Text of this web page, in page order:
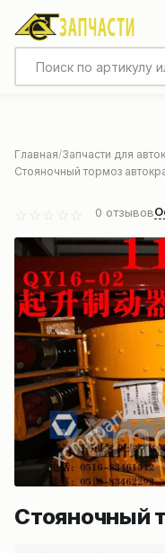
Главная Запчасти для
Стояночный тормоз
0 отзывов
Стояночный